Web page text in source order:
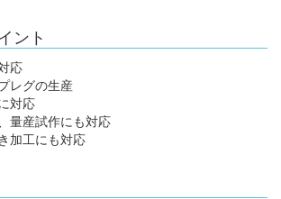
ント
応
レグの生産
対応
量産試作にも対応
加工にも対応